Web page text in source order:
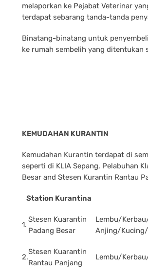
melaporkan ke Pejabat Veterinar
terdapat sebarang tanda-tanda
Binatang-binatang untuk
ke rumah sembelih yang ditentukan
KEMUDAHAN KURANTIN
Kemudahan Kurantin terdapat di
seperti di KLIA Sepang, Pelabuhan
Besar and Stesen Kurantin Rantau
Station Kurantina
1.
Stesen Kuarantin
Padang Besar
Lembu/
Anjing/
2.
Stesen Kuarantin
Rantau Panjang
Lembu/